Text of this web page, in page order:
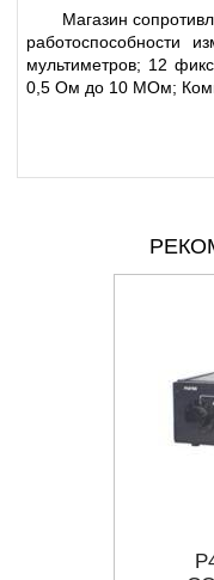
Магазин
работоспособности
мультиметров; 12
0,5 Ом до 10 МОм;